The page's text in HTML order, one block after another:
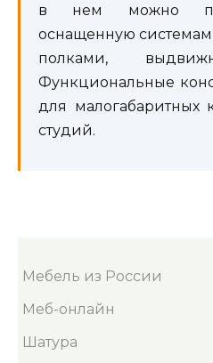
в нем можно
оснащенную
полками,
Функциональные
для малогабаритных
студий.
Мебель из России
Меб-онлайн
Шатура